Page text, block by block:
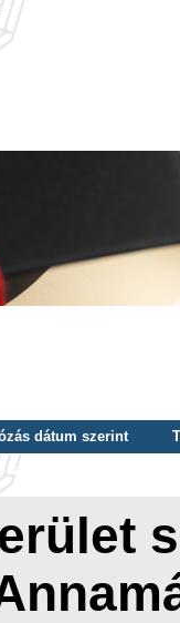
dátum szerint
szerint